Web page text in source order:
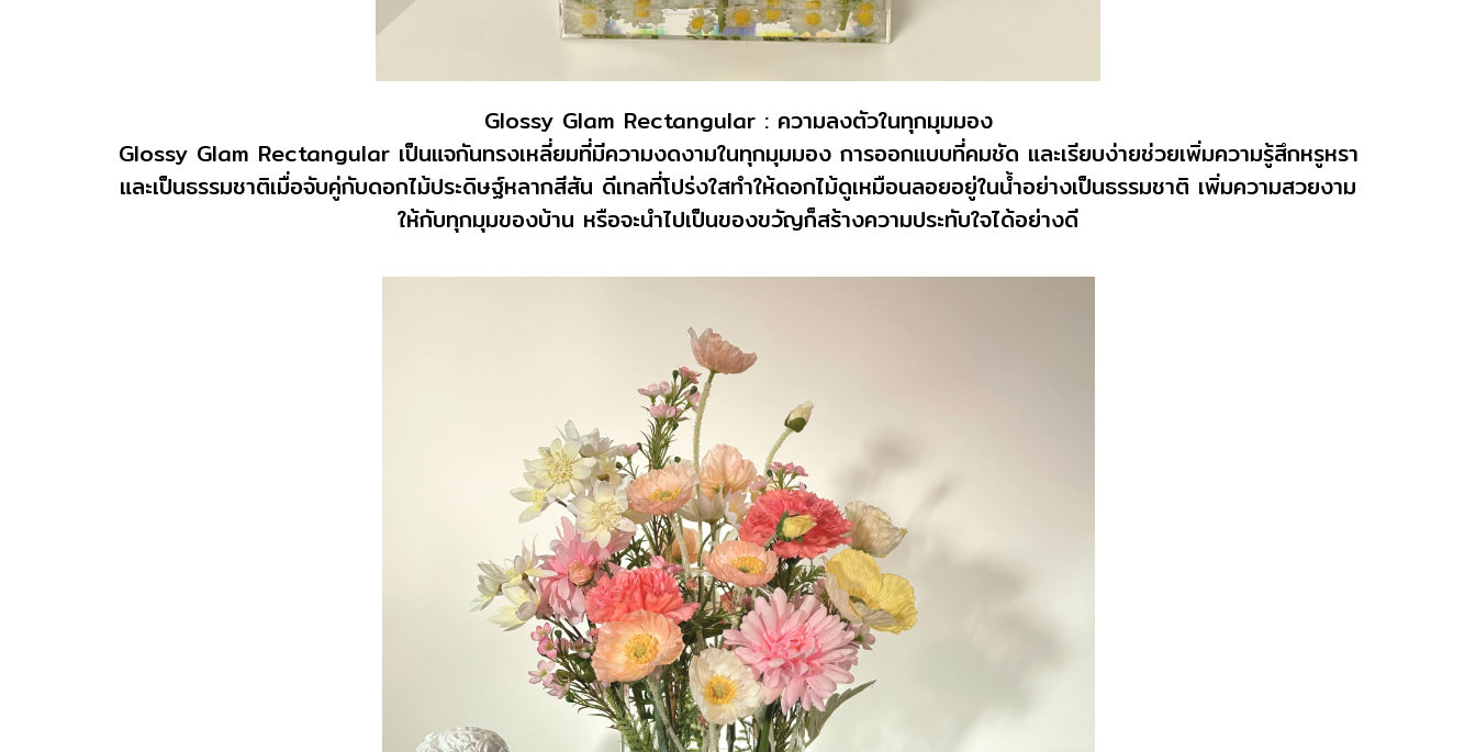
Glossy Glam Rectangular : ความลงตัวในทุกมุมมอง
Glossy Glam Rectangular เป็นแจกันทรงเหลี่ยมที่มีความงดงามในทุกมุมมอง การออกแบบที่คมชัด และเรียบง่ายช่วยเพิ่มความรู้สึกหรูหรา
และเป็นธรรมชาติเมื่อจับคู่กับดอกไม้ประดิษฐ์หลากสีสัน ดีเทลที่โปร่งใสทำให้ดอกไม้ดูเหมือนลอยอยู่ในน้ำอย่างเป็นธรรมชาติ เพิ่มความสวยงาม
ให้กับทุกมุมของบ้าน หรือจะนำไปเป็นของขวัญก็สร้างความประทับใจได้อย่างดี